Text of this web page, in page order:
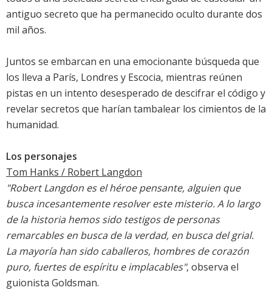
antiguo secreto que ha permanecido oculto durante dos
mil años.
Juntos se embarcan en una emocionante búsqueda que
los lleva a París, Londres y Escocia, mientras reúnen
pistas en un intento desesperado de descifrar el código y
revelar secretos que harían tambalear los cimientos de la
humanidad.
Los personajes
Tom Hanks / Robert Langdon
"Robert Langdon es el héroe pensante, alguien que
busca incesantemente resolver este misterio. A lo largo
de la historia hemos sido testigos de personas
remarcables en busca de la verdad, en busca del grial.
La mayoría han sido caballeros, hombres de corazón
puro, fuertes de espíritu e implacables", observa el
guionista Goldsman.